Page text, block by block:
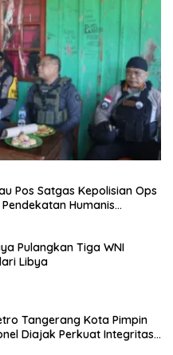
Pos Satgas Kepolisian Ops
Humanis
Pulangkan Tiga WNI
Libya
Tangerang Kota Pimpin
Diajak Perkuat Integritas